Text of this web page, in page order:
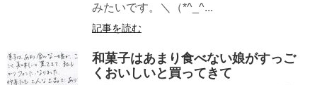
みたいです。＼（*^_^...
記事を読む
和菓子はあまり食べない娘がすっご
くおいしいと買ってきて